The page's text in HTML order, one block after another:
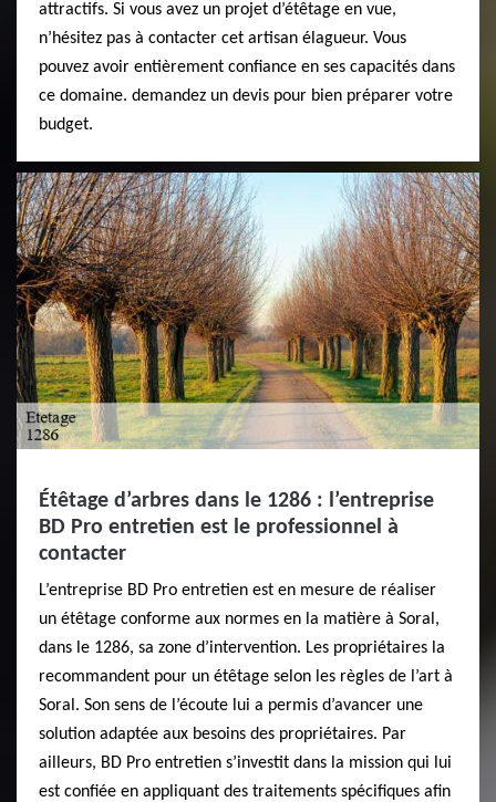
attractifs. Si vous avez un projet d’étêtage en vue,
n’hésitez pas à contacter cet artisan élagueur. Vous
pouvez avoir entièrement confiance en ses capacités dans
ce domaine. demandez un devis pour bien préparer votre
budget.
Étêtage d’arbres dans le 1286 : l’entreprise
BD Pro entretien est le professionnel à
contacter
L’entreprise BD Pro entretien est en mesure de réaliser
un étêtage conforme aux normes en la matière à Soral,
dans le 1286, sa zone d’intervention. Les propriétaires la
recommandent pour un étêtage selon les règles de l’art à
Soral. Son sens de l’écoute lui a permis d’avancer une
solution adaptée aux besoins des propriétaires. Par
ailleurs, BD Pro entretien s’investit dans la mission qui lui
est confiée en appliquant des traitements spécifiques afin